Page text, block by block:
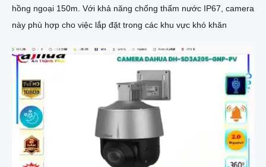
hồng ngoại 150m. Với khả năng chống thấm nước IP67, camera
này phù hợp cho việc lắp đặt trong các khu vực khó khăn